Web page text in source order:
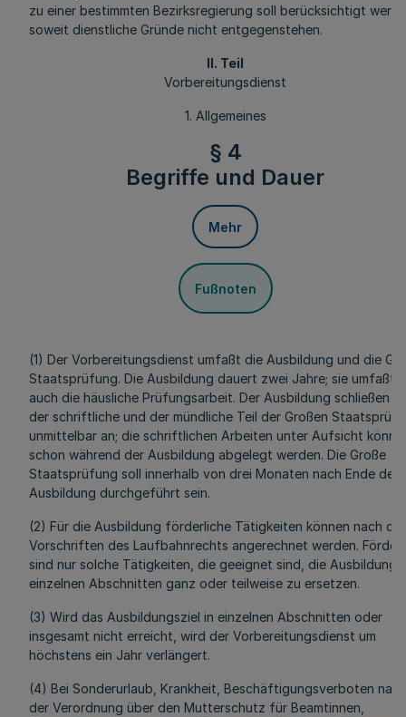
zu einer bestimmten Bezirksregierung soll berücksichtigt
soweit dienstliche Gründe nicht entgegenstehen.
II. Teil
Vorbereitungsdienst
1. Allgemeines
§ 4
Begriffe und Dauer
Mehr
Fußnoten
(1) Der Vorbereitungsdienst umfaßt die Ausbildung und die
Staatsprüfung. Die Ausbildung dauert zwei Jahre; sie umfaßt
auch die häusliche Prüfungsarbeit. Der Ausbildung schließen
der schriftliche und der mündliche Teil der Großen
unmittelbar an; die schriftlichen Arbeiten unter Aufsicht
schon während der Ausbildung abgelegt werden. Die Große
Staatsprüfung soll innerhalb von drei Monaten nach Ende der
Ausbildung durchgeführt sein.
(2) Für die Ausbildung förderliche Tätigkeiten können nach
Vorschriften des Laufbahnrechts angerechnet werden.
sind nur solche Tätigkeiten, die geeignet sind, die Ausbildung
einzelnen Abschnitten ganz oder teilweise zu ersetzen.
(3) Wird das Ausbildungsziel in einzelnen Abschnitten oder
insgesamt nicht erreicht, wird der Vorbereitungsdienst um
höchstens ein Jahr verlängert.
(4) Bei Sonderurlaub, Krankheit, Beschäftigungsverboten nach
der Verordnung über den Mutterschutz für Beamtinnen,